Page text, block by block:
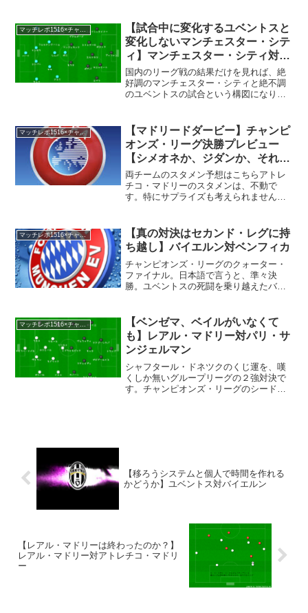
ラヒモビッチ。他の追随を許さないほど
に、リーグ戦で独走している...
【試合中に変化するユベントスと
変化しないマンチェスター・シテ
ィ】マンチェスター・シティ対ユ
ベントス
国内のリーグ戦の結果だけを見れば、絶
好調のマンチェスター・シティと絶不調
のユベントスの試合という構図になりま
をしているマンチェスター・シティの好
調はうなずけます。また、...
マッチレポ1516×チャンピオンズ・リーグ
【マドリードダービー】チャンピ
オンズ・リーグ決勝プレビュー
【シメオネか、ジダンか、それが
問題だ】
両チームのスタメン予想はこちらアトレ
チコ・マドリーのスタメンは、不動で
す。特にサプライズも考えられません。
かし、１列目がワントップになると、相
手のセンターバックに時...
マッチレポ1516×チャンピオンズ・リーグ
【真の対決はセカンド・レグに持
ち越し】バイエルン対ベンフィカ
チャンピオンズ・リーグのクォーター・
ファイナル。日本語で言うと、準々決
勝。ユベントスの死闘を乗り越えたバイ
イアー、ベルナト、アラバ、キミッヒ、
ラーム、ビダル、チアゴ・ア...
【ベンゼマ、ベイルがいなくて
も】レアル・マドリー対パリ・サ
ンジェルマン
シャフタール・ドネツクのくじ運を、嘆
くしか無いグループリーグの２強対決で
す。チャンピオンズ・リーグのシード分
【移ろうシステムと個人で時間を作れる
かどうか】ユベントス対バイエルン
【レアル・マドリーは終わったのか？】
レアル・マドリー対アトレチコ・マドリ
ー